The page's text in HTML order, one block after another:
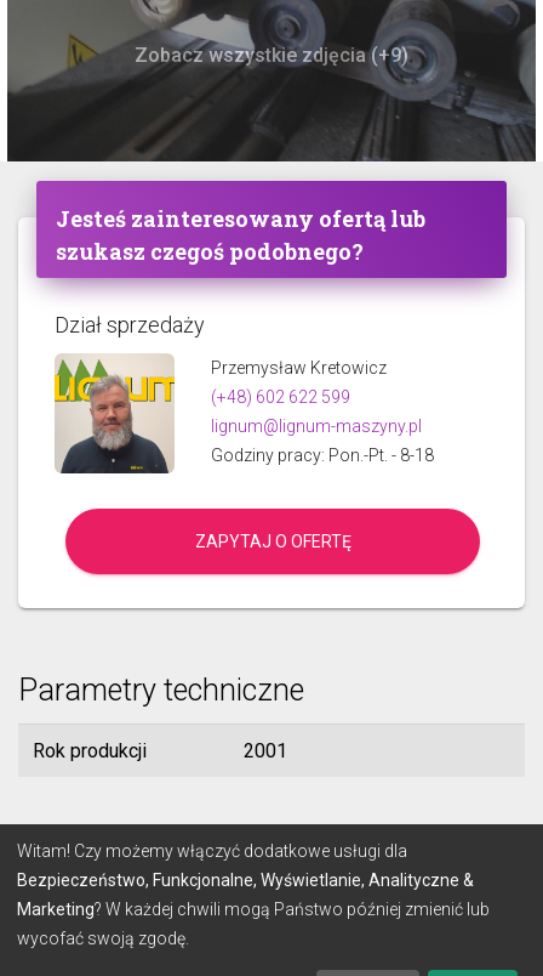
Zobacz wszystkie zdjęcia (+9)
Jesteś zainteresowany ofertą lub
szukasz czegoś podobnego?
Dział sprzedaży
Przemysław Kretowicz
(+48) 602 622 599
lignum@lignum-maszyny.pl
Godziny pracy: Pon.-Pt. - 8-18
ZAPYTAJ O OFERTĘ
Parametry techniczne
Rok produkcji 2001
© 2026 Lignum
REGULAMIN POLITYKA PRYWATNOŚCI
Witam! Czy możemy włączyć dodatkowe usługi dla
Bezpieczeństwo, Funkcjonalne, Wyświetlanie, Analityczne &
Marketing? W każdej chwili mogą Państwo później zmienić lub
wycofać swoją zgodę.